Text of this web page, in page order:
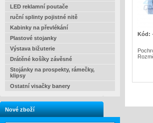
LED reklamní poutače
ruční splinty pojistné nitě
Kabinky na převlékání
Plastové stojanky
Výstava bižuterie
Drátěné košíky závěsné
Stojánky na prospekty, rámečky,
klipsy
Ostatní visačky banery
Nové zboží
Kód: